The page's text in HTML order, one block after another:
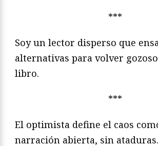
***
Soy un lector disperso que
alternativas para volver
libro.
***
El optimista define el caos
narración abierta, sin ataduras.